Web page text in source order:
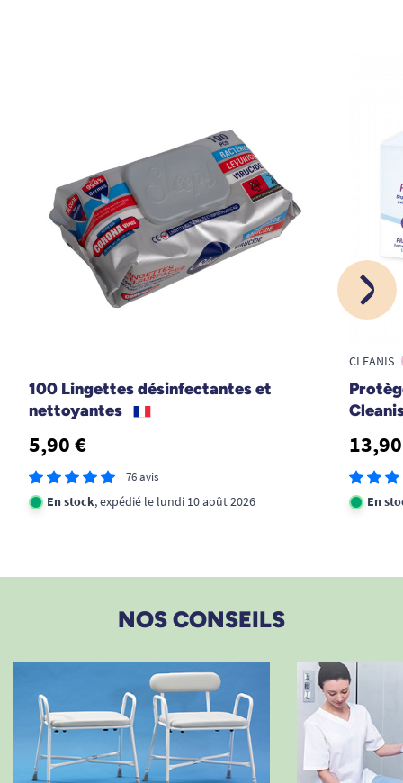
100 Lingettes désinfectantes et
nettoyantes
5,90 €
76 avis
En stock, expédié le lundi 10 août 2026
CLEANIS
En
NOS CONSEILS